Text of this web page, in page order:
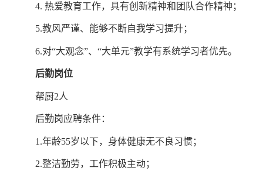
4. 热爱教育工作，具有创新精神和团队合作精神；
5.教风严谨、能够不断自我学习提升；
6.对“大观念”、“大单元”教学有系统学习者优先。
后勤岗位
帮厨2人
后勤岗应聘条件：
1.年龄55岁以下，身体健康无不良习惯；
2.整洁勤劳，工作积极主动；